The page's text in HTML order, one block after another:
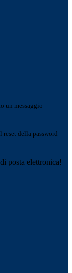
un messaggio
reset della password
posta elettronica!